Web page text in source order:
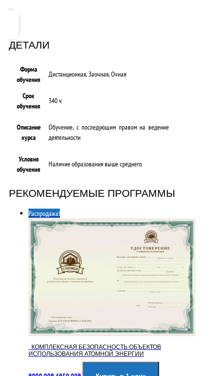
ДЕТАЛИ
Форма
обучения
Дистанционная, Заочная, Очная
Срок
обучения
340 ч
Описание
курса
Обучение, с последующим правом на ведение
деятельности
Условия
обучения
Наличие образования выше среднего
РЕКОМЕНДУЕМЫЕ ПРОГРАММЫ
Распродажа!
КОМПЛЕКСНАЯ БЕЗОПАСНОСТЬ ОБЪЕКТОВ
ИСПОЛЬЗОВАНИЯ АТОМНОЙ ЭНЕРГИИ